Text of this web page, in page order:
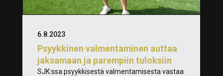
Psyykkinen valmentaminen auttaa
jaksamaan ja parempiin tuloksiin
6.8.2023
SJK:ssa psyykkisestä valmentamisesta vastaa